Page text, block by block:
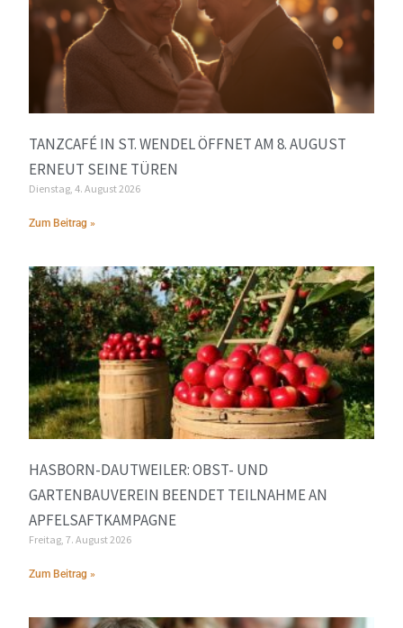
TANZCAFÉ IN ST. WENDEL ÖFFNET AM 8. AUGUST
ERNEUT SEINE TÜREN
Dienstag, 4. August 2026
Zum Beitrag »
HASBORN-DAUTWEILER: OBST- UND
GARTENBAUVEREIN BEENDET TEILNAHME AN
APFELSAFTKAMPAGNE
Freitag, 7. August 2026
Zum Beitrag »